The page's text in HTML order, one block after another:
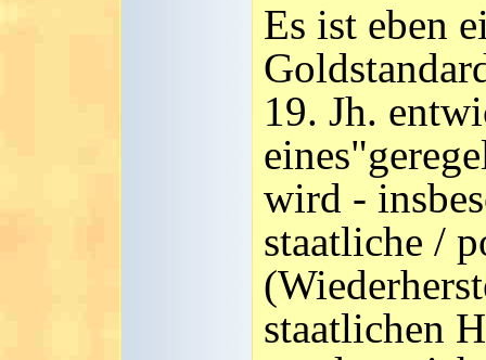
Es ist eben
19. Jh.
wird -
staatliche /
staatlichen